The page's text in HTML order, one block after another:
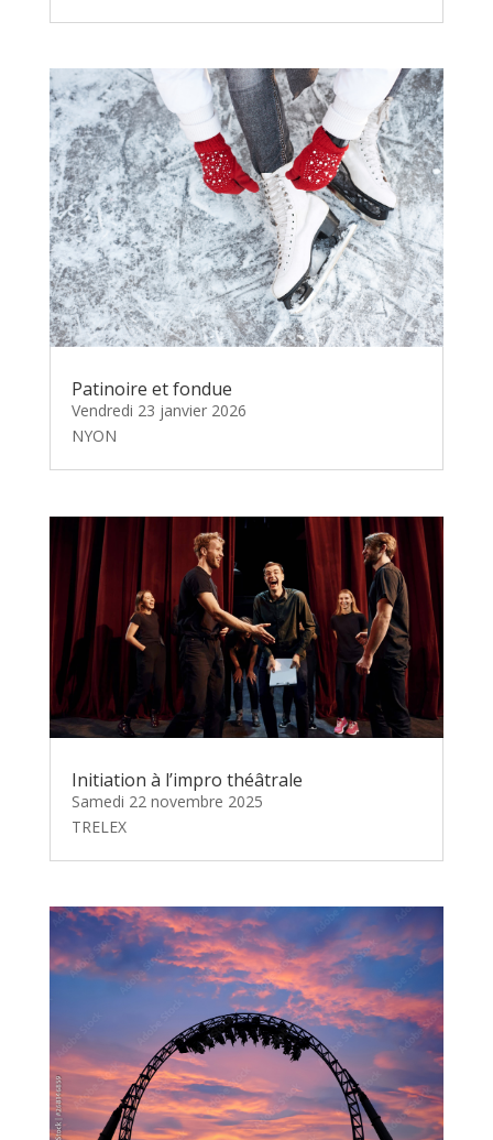
Patinoire et fondue
Vendredi 23 janvier 2026
NYON
Initiation à l’impro théâtrale
Samedi 22 novembre 2025
TRELEX